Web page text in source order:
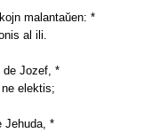
malantaŭen: *
al ili.
de Jozef, *
elektis;
Jehuda, *